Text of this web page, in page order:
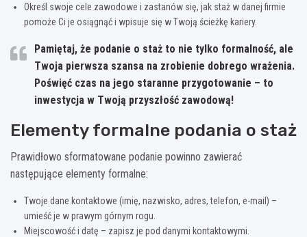
Określ swoje cele zawodowe i zastanów się, jak staż w danej firmie
pomoże Ci je osiągnąć i wpisuje się w Twoją ścieżkę kariery.
Pamiętaj, że podanie o staż to nie tylko formalność, ale
Twoja pierwsza szansa na zrobienie dobrego wrażenia.
Poświęć czas na jego staranne przygotowanie – to
inwestycja w Twoją przyszłość zawodową!
Elementy formalne podania o staż
Prawidłowo sformatowane podanie powinno zawierać
następujące elementy formalne:
Twoje dane kontaktowe (imię, nazwisko, adres, telefon, e-mail) –
umieść je w prawym górnym rogu.
Miejscowość i datę – zapisz je pod danymi kontaktowymi.